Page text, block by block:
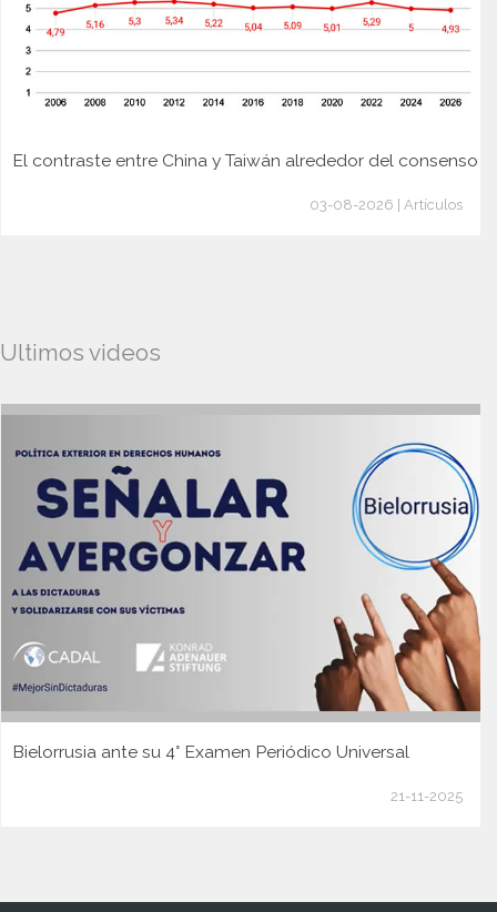
El contraste entre China y Taiwán alrededor del consenso
03-08-2026 | Artículos
Ultimos videos
Bielorrusia ante su 4° Examen Periódico Universal
21-11-2025